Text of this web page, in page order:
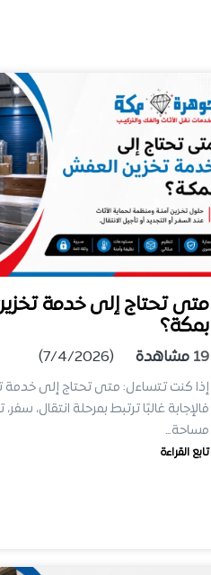
متى تحتاج إلى خدمة
بمكة؟
19 مشاهدة (7/4/2026)
إذا كنت تتساءل: متى تحتاج إلى
فالإجابة غالبًا ترتبط بمرحلة انتقال،
مساحة…
تابع القراءة